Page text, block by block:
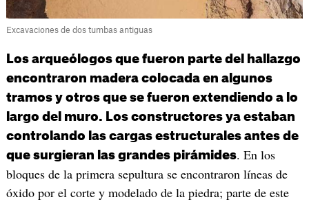
Excavaciones de dos tumbas antiguas
Los arqueólogos que fueron parte del hallazgo
encontraron madera colocada en algunos
tramos y otros que se fueron extendiendo a lo
largo del muro. Los constructores ya estaban
controlando las cargas estructurales antes de
que surgieran las grandes pirámides. En los
bloques de la primera sepultura se encontraron líneas de
óxido por el corte y modelado de la piedra; parte de este